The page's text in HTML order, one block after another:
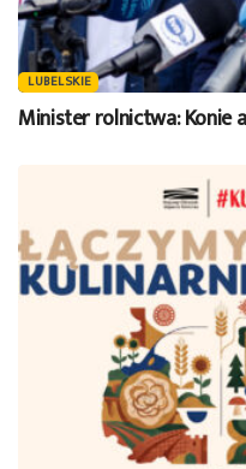
LUBELSKIE
Minister rolnictwa: Konie